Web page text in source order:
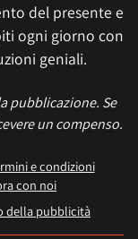
del presente e
ogni giorno con
geniali.
pubblicazione. Se
un compenso.
e condizioni
con noi
della pubblicità